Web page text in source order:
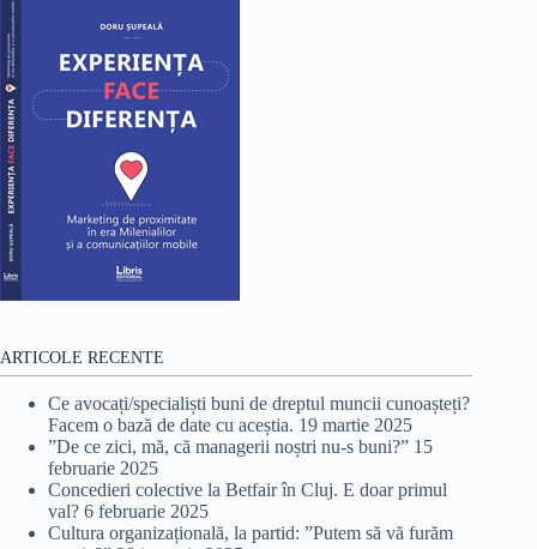
ARTICOLE RECENTE
Ce avocați/specialiști buni de dreptul muncii cunoașteți?
Facem o bază de date cu aceștia. 19 martie 2025
”De ce zici, mă, că managerii noștri nu-s buni?” 15
februarie 2025
Concedieri colective la Betfair în Cluj. E doar primul
val? 6 februarie 2025
Cultura organizațională, la partid: ”Putem să vă furăm